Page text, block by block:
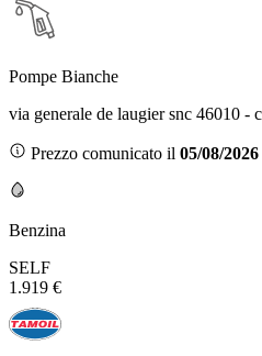
Pompe Bianche
via generale de laugier snc 46010 -
Prezzo comunicato il 05/08/2026
Benzina
SELF
1.919 €